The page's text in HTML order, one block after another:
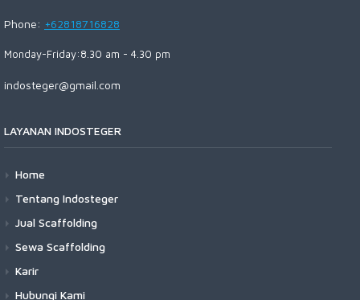
Phone: +62818716828
Monday-Friday:8.30 am - 4.30 pm
indosteger@gmail.com
LAYANAN INDOSTEGER
Home
Tentang Indosteger
Jual Scaffolding
Sewa Scaffolding
Karir
Hubungi Kami